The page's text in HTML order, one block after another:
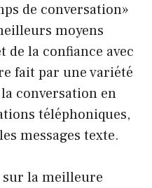
de conversation»
moyens
de la confiance avec
fait par une variété
conversation en
téléphoniques,
messages texte.
sur la meilleure